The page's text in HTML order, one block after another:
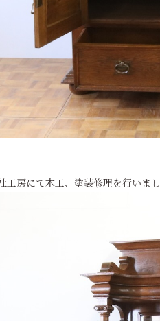
工房にて木工、塗装修理を行いま